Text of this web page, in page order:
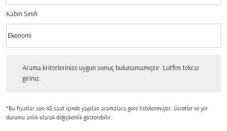
Kabin Sınıfı
Kabin Sınıfı option Ekonomi Selected
Ekonomi
keyboard_arrow_down
Arama kriterlerinize uygun sonuç bulunamamıştır. Lutfen tekrar
giriniz.
*Bu fiyatlar son 48 saat içinde yapılan aramalara gore listelenmiştir. Ücretler ve yer
durumu anlık olarak değişkenlik gösterebilir.